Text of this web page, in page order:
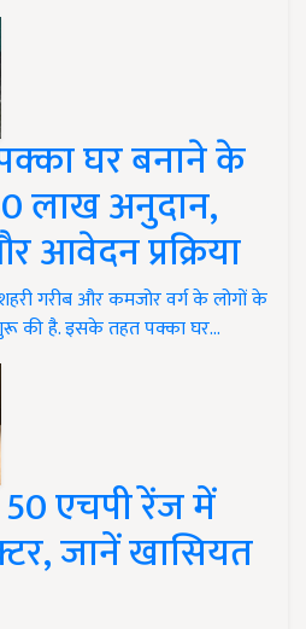
घर बनाने के
लाख अनुदान,
आवेदन प्रक्रिया
गरीब और कमजोर वर्ग के लोगों के
की है. इसके तहत पक्का घर…
एचपी रेंज में
जानें खासियत